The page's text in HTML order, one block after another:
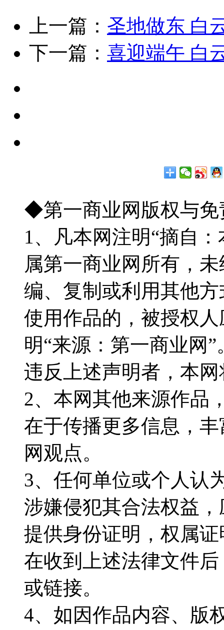
上一篇： 圣地做东 白
下一篇： 喜迎端午 白
◆第一商业网版权与免
1、凡本网注明“摘自
属第一商业网所有，
编、复制或利用其他
使用作品的，被授权
明“来源：第一商业网”
违反上述声明者，本
2、本网其他来源作品
在于传播更多信息，
网观点。
3、任何单位或个人认
涉嫌侵犯其合法权益
提供身份证明，权属
在收到上述法律文件
或链接。
4、如因作品内容、版